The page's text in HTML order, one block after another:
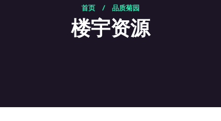
首页 / 品质菊园
楼宇资源